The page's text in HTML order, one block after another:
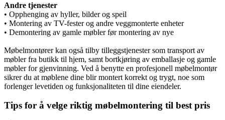
Andre tjenester
• Opphenging av hyller, bilder og speil
• Montering av TV-fester og andre veggmonterte enheter
• Demontering av gamle møbler før montering av nye
Møbelmontører kan også tilby tilleggstjenester som transport av
møbler fra butikk til hjem, samt bortkjøring av emballasje og gamle
møbler for gjenvinning. Ved å benytte en profesjonell møbelmontør
sikrer du at møblene dine blir montert korrekt og trygt, noe som
forlenger levetiden og funksjonaliteten til dine eiendeler.
Tips for å velge riktig møbelmontering til best pris